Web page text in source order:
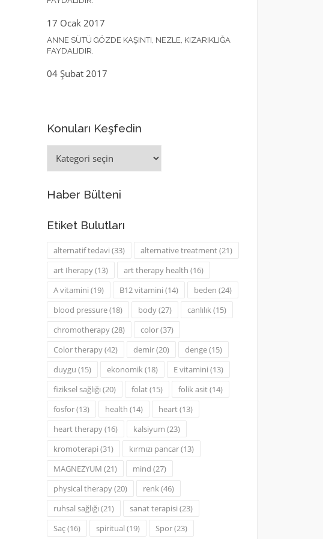
17 Ocak 2017
ANNE SÜTÜ GÖZDE KAŞINTI, NEZLE, KIZARIKLIĞA
FAYDALIDIR.
04 Şubat 2017
Konuları Keşfedin
Keşfedin
Haber Bülteni
Etiket Bulutları
alternatif tedavi (33) alternative treatment(21)
art Iherapy(13) art therapy health (16)
A vitamini (19) B12 vitamini (14) beden (24)
blood pressure(18) body(27) canlılık(15)
chromotherapy(28) color(37)
Color therapy(42) demir(20) denge(15)
duygu (15) ekonomik(18) E vitamini (13)
fiziksel sağlığı (20) folat(15) folik asit(14)
fosfor(13) health (14) heart(13)
heart therapy(16) kalsiyum (23)
kromoterapi (31) kırmızı pancar(13)
MAGNEZYUM (21) mind (27)
physical therapy(20) renk(46)
ruhsal sağlığı (21) sanat terapisi (23)
Saç(16) spiritual (19) Spor(23)